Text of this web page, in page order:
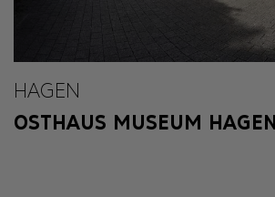
HAGEN
OSTHAUS MUSEUM HAGEN